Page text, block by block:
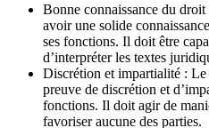
Bonne connaissance du
avoir une solide
ses fonctions. Il doit être
d’interpréter les textes
Discrétion et impartialité :
preuve de discrétion et
fonctions. Il doit agir de
favoriser aucune des parties.